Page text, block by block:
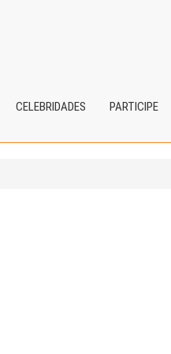
CELEBRIDADES PARTICIPE